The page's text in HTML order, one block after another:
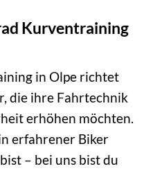
Kurventraining
in Olpe richtet
die ihre Fahrtechnik
erhöhen möchten.
erfahrener Biker
– bei uns bist du